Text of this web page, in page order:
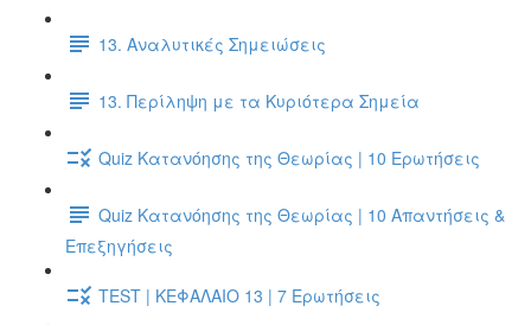
13. Αναλυτικές Σημειώσεις
13. Περίληψη με τα Κυριότερα Σημεία
Quiz Κατανόησης της Θεωρίας | 10 Ερωτήσεις
Quiz Κατανόησης της Θεωρίας | 10 Απαντήσεις &
Επεξηγήσεις
TEST | ΚΕΦΑΛΑΙΟ 13 | 7 Ερωτήσεις